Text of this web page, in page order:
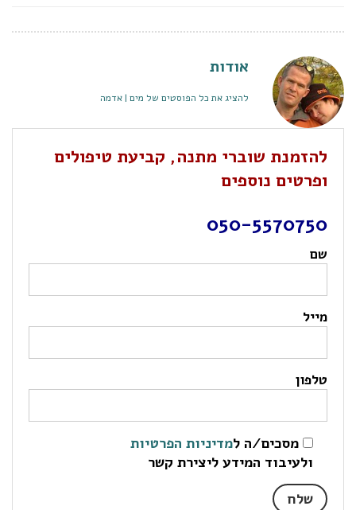
אודות
להציג את כל הפוסטים של מים | אדמה
להזמנת שוברי מתנה, קביעת טיפולים
ופרטים נוספים
050-5570750
שם
מייל
טלפון
מסכים/ה למדיניות הפרטיות
ולעיבוד המידע ליצירת קשר